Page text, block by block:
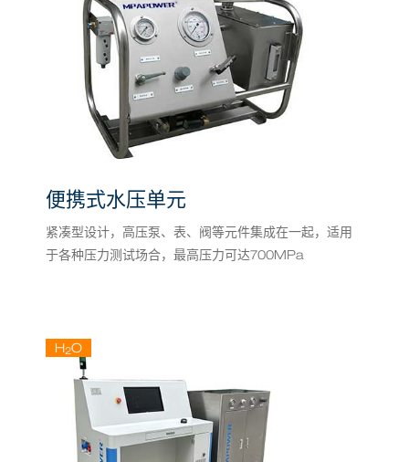
便携式水压单元
紧凑型设计，高压泵、表、阀等元件集成在一起，适用
于各种压力测试场合，最高压力可达700MPa
H2O